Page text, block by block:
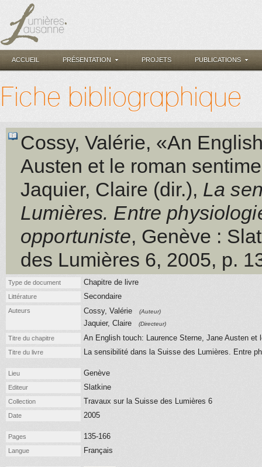
ACCUEIL PRÉSENTATION PROJETS PUBLICATIONS
Fiche bibliographique
Cossy, Valérie, «An
Austen et le roman
Jaquier, Claire (dir.), La
Lumières. Entre
opportuniste, Genève :
des Lumières 6, 2005, p.
Type de document Chapitre de livre
Littérature Secondaire
Auteurs Cossy, Valérie (Auteur)
Jaquier, Claire (Directeur)
Titre du chapitre An English touch: Laurence Sterne, Jane Austen et
Titre du livre La sensibilité dans la Suisse des Lumières. Entre
Lieu Genève
Editeur Slatkine
Collection Travaux sur la Suisse des Lumières 6
Date 2005
Pages 135-166
Langue Français